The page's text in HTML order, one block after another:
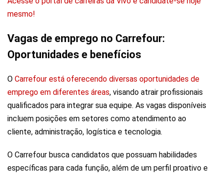
mesmo!
Vagas de emprego no Carrefour:
Oportunidades e benefícios
O Carrefour está oferecendo diversas oportunidades de
emprego em diferentes áreas, visando atrair profissionais
qualificados para integrar sua equipe. As vagas disponíveis
incluem posições em setores como atendimento ao
cliente, administração, logística e tecnologia.
O Carrefour busca candidatos que possuam habilidades
específicas para cada função, além de um perfil proativo e